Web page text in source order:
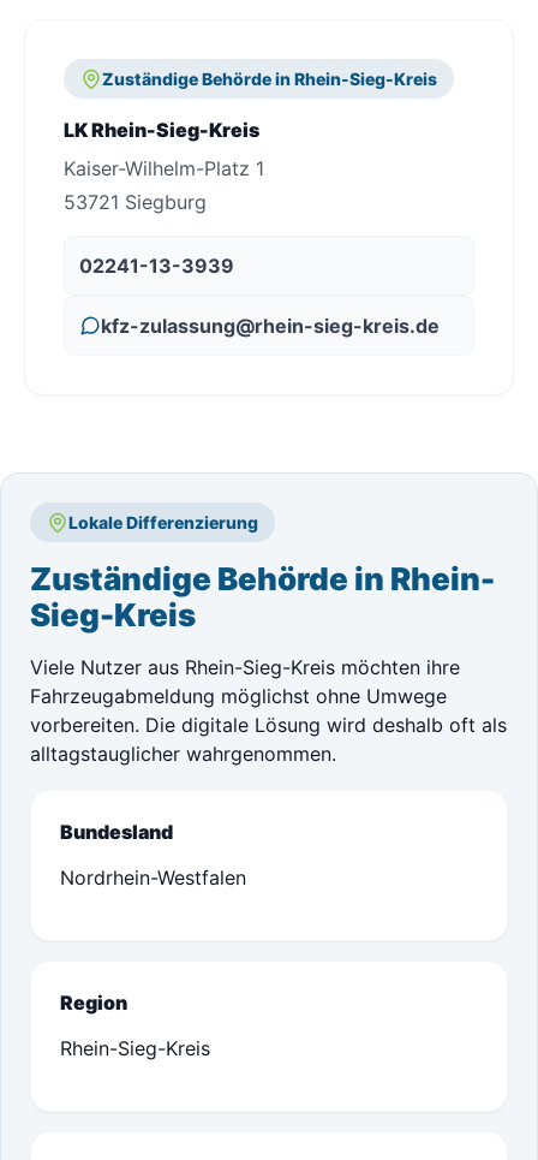
Zuständige Behörde in Rhein-Sieg-Kreis
LK Rhein-Sieg-Kreis
Kaiser-Wilhelm-Platz 1
53721 Siegburg
02241-13-3939
kfz-zulassung@rhein-sieg-kreis.de
Lokale Differenzierung
Zuständige Behörde in Rhein-
Sieg-Kreis
Viele Nutzer aus Rhein-Sieg-Kreis möchten ihre
Fahrzeugabmeldung möglichst ohne Umwege
vorbereiten. Die digitale Lösung wird deshalb oft als
alltagstauglicher wahrgenommen.
Bundesland
Nordrhein-Westfalen
Region
Rhein-Sieg-Kreis